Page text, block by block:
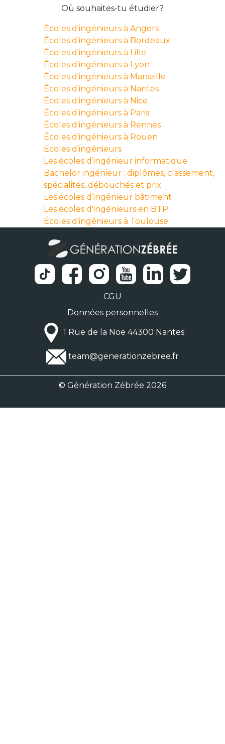
Où souhaites-tu étudier?
Écoles d'ingénieurs à Angers
Écoles d'ingénieurs à Bordeaux
Écoles d'ingénieurs à Lille
Écoles d'ingénieurs à Lyon
Écoles d'ingénieurs à Marseille
Écoles d'ingénieurs à Nantes
Écoles d'ingénieurs à Nice
Écoles d'ingénieurs à Paris
Écoles d'ingénieurs à Rennes
Écoles d'ingénieurs à Rouen
Ecoles d'ingénieurs
Les écoles d’ingénieur informatique
Bachelor ingénieur : diplômes, classement,
spécialités, débouchés et prix
Les écoles d’ingénieur bâtiment
Les écoles d'ingénieurs en BTP
Écoles d'ingénieurs à Toulouse
CGU
Données personnelles
1 Rue de la Noë 44300 Nantes
team@generationzebree.fr
© Génération Zébrée 2026